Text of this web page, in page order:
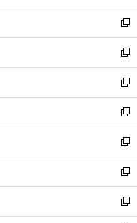
開
く
新
し
い
ウ
ィ
ン
ド
ウ
で
開
く
新
し
い
ウ
ィ
ン
ド
ウ
で
開
く
新
し
い
ウ
ィ
ン
ド
ウ
で
開
新
し
い
ウ
ィ
ン
ド
ウ
新
し
い
ウ
ィ
ン
新
し
い
ウ
新
し